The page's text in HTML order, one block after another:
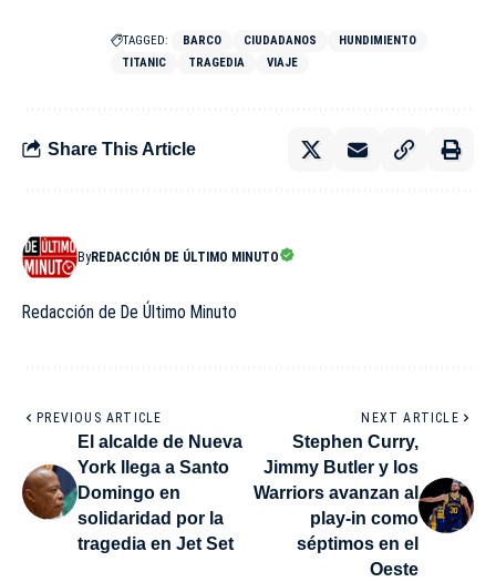
TAGGED: BARCO CIUDADANOS
HUNDIMIENTO
TITANIC
TRAGEDIA VIAJE
Share This Article
ByREDACCIÓN DE ÚLTIMO MINUTO
Redacción de De Último Minuto
PREVIOUS ARTICLE
El alcalde de Nueva
York llega a Santo
Domingo en
solidaridad por la
tragedia en Jet Set
NEXT ARTICLE
Stephen Curry,
Jimmy Butler y los
Warriors avanzan al
play-in como
séptimos en el
Oeste